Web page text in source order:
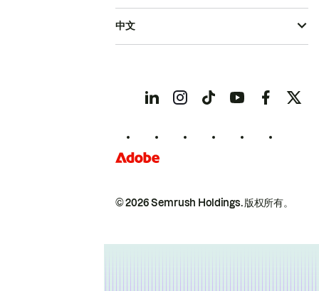
© 2026 Semrush Holdings.版权所有。
中文